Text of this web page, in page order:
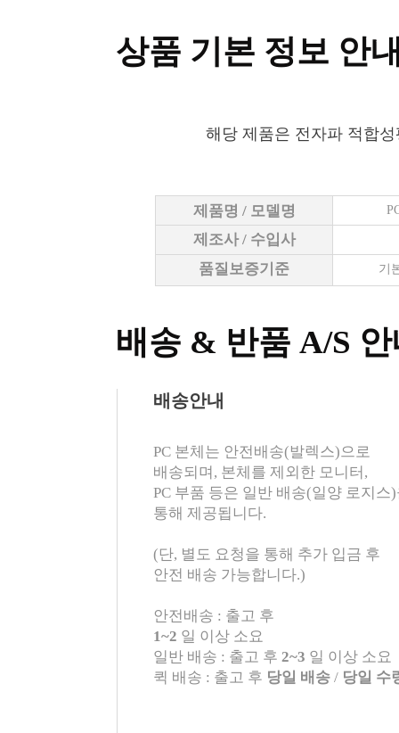
배송 & 반품 A/S
PC 본체는 안전배송(발렉스)으로
배송되며, 본체를 제외한 모니터,
PC 부품 등은 일반 배송(일양 로지스
통해 제공됩니다.
(단, 별도 요청을 통해 추가 입금 후
안전 배송 가능합니다.)
안전배송 : 출고 후
1~2 일 이상 소요
일반 배송 : 출고 후 2~3 일 이상 소요
퀵 배송 : 출고 후 당일 배송 / 당일 수
배송안내
상품 기본 정보 안
해당 제품은 전자파 적합
제품명 / 모델명
제조사 / 수입사
품질보증기준
기